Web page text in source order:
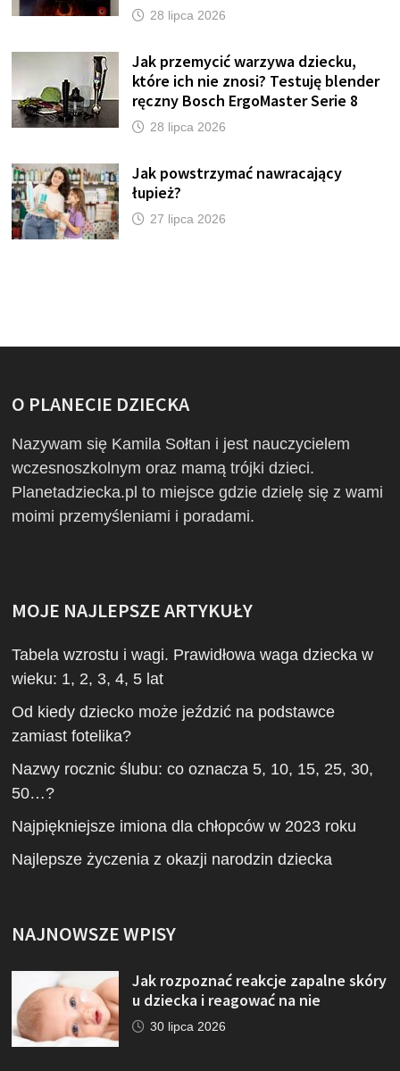
28 lipca 2026
Jak przemycić warzywa dziecku,
które ich nie znosi? Testuję blender
ręczny Bosch ErgoMaster Serie 8
28 lipca 2026
Jak powstrzymać nawracający
łupież?
27 lipca 2026
O PLANECIE DZIECKA
Nazywam się Kamila Sołtan i jest nauczycielem
wczesnoszkolnym oraz mamą trójki dzieci.
Planetadziecka.pl to miejsce gdzie dzielę się z wami
moimi przemyśleniami i poradami.
MOJE NAJLEPSZE ARTYKUŁY
Tabela wzrostu i wagi. Prawidłowa waga dziecka w
wieku: 1, 2, 3, 4, 5 lat
Od kiedy dziecko może jeździć na podstawce
zamiast fotelika?
Nazwy rocznic ślubu: co oznacza 5, 10, 15, 25, 30,
50…?
Najpiękniejsze imiona dla chłopców w 2023 roku
Najlepsze życzenia z okazji narodzin dziecka
NAJNOWSZE WPISY
Jak rozpoznać reakcje zapalne skóry
u dziecka i reagować na nie
30 lipca 2026